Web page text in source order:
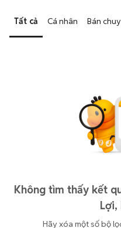
Tất cả Cá nhân Bán
Không tìm thấy kết
Lợi,
Hãy xóa một số bộ